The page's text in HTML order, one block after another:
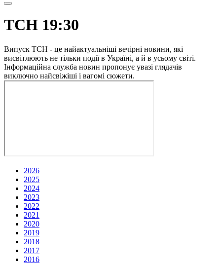
ТСН 19:30
Випуск ТСН - це найактуальніші вечірні новини, які
висвітлюють не тільки події в Україні, а й в усьому світі.
Інформаційна служба новин пропонує увазі глядачів
виключно найсвіжіші і вагомі сюжети.
2026
2025
2024
2023
2022
2021
2020
2019
2018
2017
2016